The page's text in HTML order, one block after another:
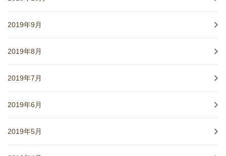
2019年9月
2019年8月
2019年7月
2019年6月
2019年5月